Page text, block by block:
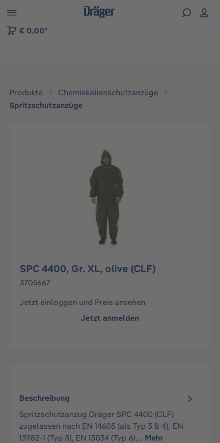
der B2B-Plattform springen
€ 0,00*
Produkte
Chemiekalienschutzanzüge
Spritzschutzanzüge
Bildergalerie überspringen
SPC 4400, Gr. XL, olive (CLF)
3705667
Jetzt einloggen und Preis ansehen
Jetzt anmelden
Beschreibung
Spritzschutzanzug Dräger SPC 4400 (CLF)
zugelassen nach EN 14605 (als Typ 3 & 4), EN
13982-1 (Typ 5), EN 13034 (Typ 6),… Mehr